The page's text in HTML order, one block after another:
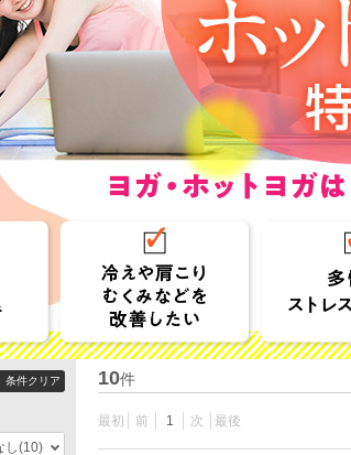
10件
最初 前 1 次 最後
条件クリア
し(10)